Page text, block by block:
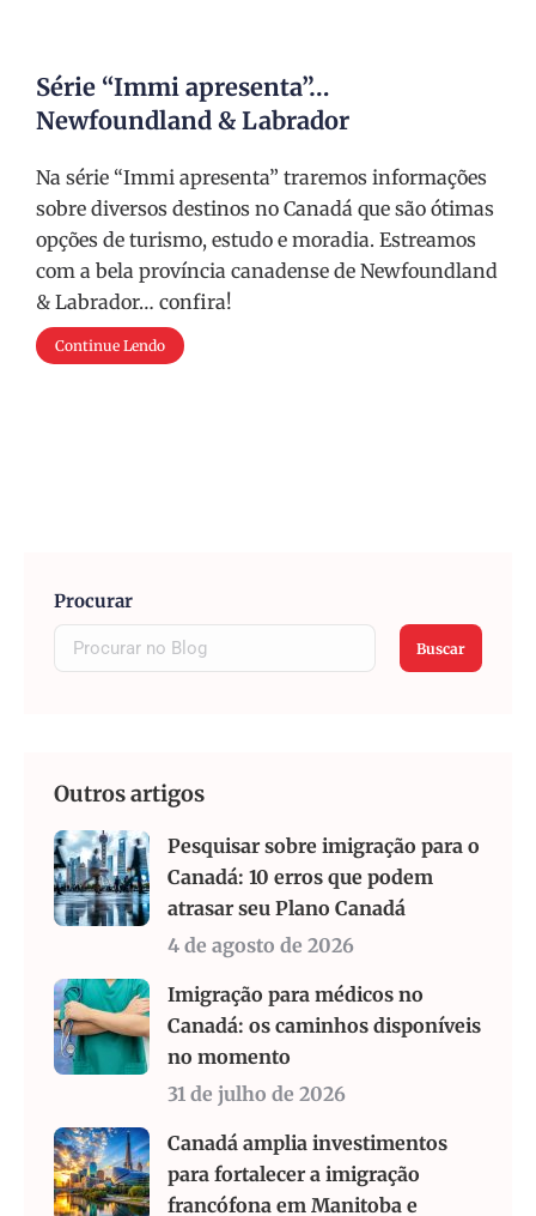
Série “Immi apresenta”…
Newfoundland & Labrador
Na série “Immi apresenta” traremos informações
sobre diversos destinos no Canadá que são ótimas
opções de turismo, estudo e moradia. Estreamos
com a bela província canadense de Newfoundland
& Labrador… confira!
Continue Lendo
Procurar
Buscar
Outros artigos
Pesquisar sobre imigração para o
Canadá: 10 erros que podem
atrasar seu Plano Canadá
4 de agosto de 2026
Imigração para médicos no
Canadá: os caminhos disponíveis
no momento
31 de julho de 2026
Canadá amplia investimentos
para fortalecer a imigração
francófona em Manitoba e